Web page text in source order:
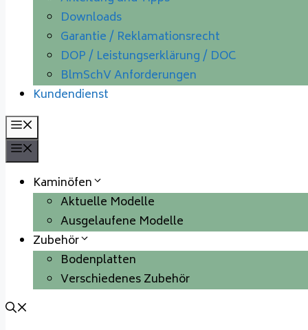
Downloads
Garantie / Reklamationsrecht
DOP / Leistungserklärung / DOC
BlmSchV Anforderungen
Kundendienst
Kaminöfen
Aktuelle Modelle
Ausgelaufene Modelle
Zubehör
Bodenplatten
Verschiedenes Zubehör